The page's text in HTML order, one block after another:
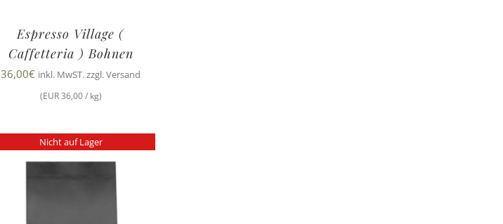
Espresso Village (
Caffetteria ) Bohnen
36,00€ inkl. MwST. zzgl. Versand
(EUR 36,00 / kg)
Nicht auf Lager